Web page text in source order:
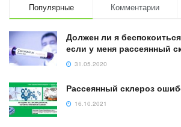
Популярные Комментарии
Должен ли я
если у меня рассеянный
31.05.2020
Рассеянный склероз
16.10.2021